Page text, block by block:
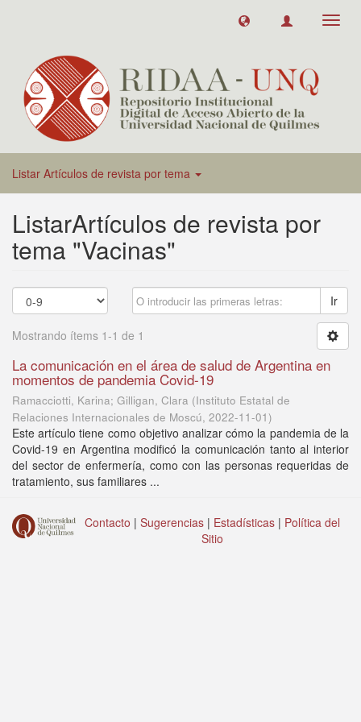
Listar Artículos de revista por tema
ListarArtículos de revista por
tema "Vacinas"
Ir
Mostrando ítems 1-1 de 1
La comunicación en el área de salud de Argentina en
momentos de pandemia Covid-19
Ramacciotti, Karina; Gilligan, Clara (Instituto Estatal de
Relaciones Internacionales de Moscú, 2022-11-01)
Este artículo tiene como objetivo analizar cómo la pandemia de la
Covid-19 en Argentina modificó la comunicación tanto al interior
del sector de enfermería, como con las personas requeridas de
tratamiento, sus familiares ...
Contacto | Sugerencias | Estadísticas | Política del
Sitio